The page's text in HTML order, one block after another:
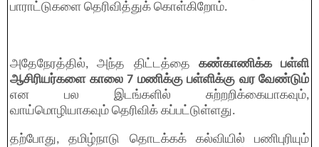
பாராட்டுகளை தெரிவித்துக் கொள்கிறோம்.
அதேநேரத்தில், அந்த திட்டத்தை கண்காணிக்க பள்ளி
ஆசிரியர்களை காலை 7 மணிக்கு பள்ளிக்கு வர வேண்டும்
என பல இடங்களில் சுற்றறிக்கையாகவும்,
வாய்மொழியாகவும் தெரிவிக் கப்பட்டுள்ளது.
தற்போது, தமிழ்நாடு தொடக்கக் கல்வியில் பணிபுரியும்